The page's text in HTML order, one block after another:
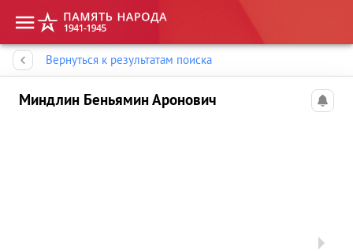
Вернуться к результатам поиска
Миндлин Беньямин Аронович
Память народа